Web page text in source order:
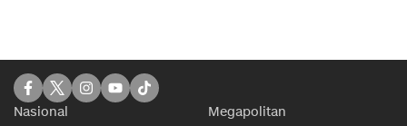
Nasional
Megapolitan